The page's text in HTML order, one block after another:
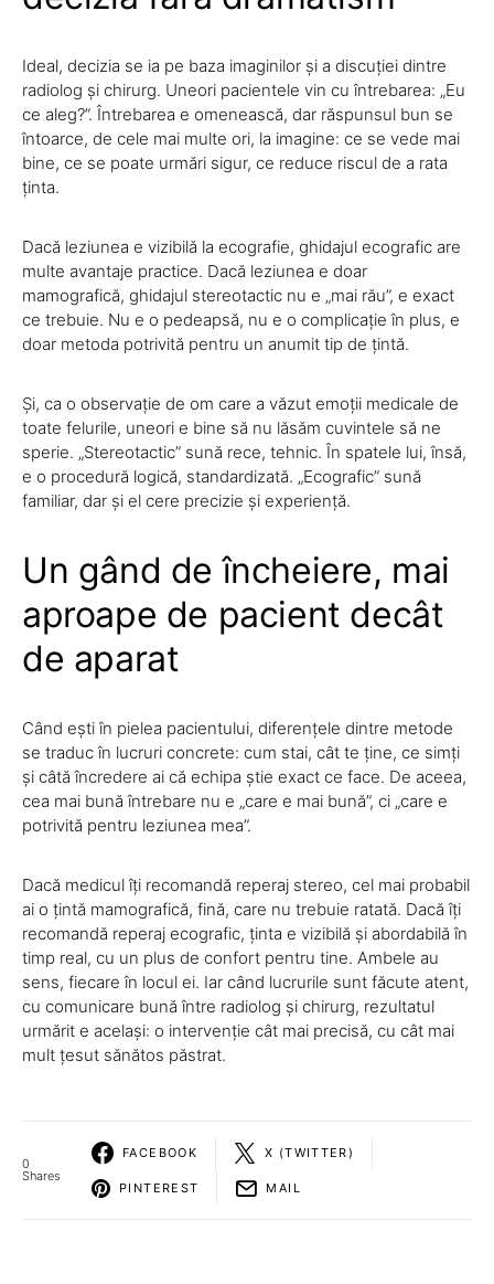
Ideal, decizia se ia pe baza imaginilor și a discuției dintre
radiolog și chirurg. Uneori pacientele vin cu întrebarea: „Eu
ce aleg?”. Întrebarea e omenească, dar răspunsul bun se
întoarce, de cele mai multe ori, la imagine: ce se vede mai
bine, ce se poate urmări sigur, ce reduce riscul de a rata
ținta.
Dacă leziunea e vizibilă la ecografie, ghidajul ecografic are
multe avantaje practice. Dacă leziunea e doar
mamografică, ghidajul stereotactic nu e „mai rău”, e exact
ce trebuie. Nu e o pedeapsă, nu e o complicație în plus, e
doar metoda potrivită pentru un anumit tip de țintă.
Și, ca o observație de om care a văzut emoții medicale de
toate felurile, uneori e bine să nu lăsăm cuvintele să ne
sperie. „Stereotactic” sună rece, tehnic. În spatele lui, însă,
e o procedură logică, standardizată. „Ecografic” sună
familiar, dar și el cere precizie și experiență.
Un gând de încheiere, mai
aproape de pacient decât
de aparat
Când ești în pielea pacientului, diferențele dintre metode
se traduc în lucruri concrete: cum stai, cât te ține, ce simți
și câtă încredere ai că echipa știe exact ce face. De aceea,
cea mai bună întrebare nu e „care e mai bună”, ci „care e
potrivită pentru leziunea mea”.
Dacă medicul îți recomandă reperaj stereo, cel mai probabil
ai o țintă mamografică, fină, care nu trebuie ratată. Dacă îți
recomandă reperaj ecografic, ținta e vizibilă și abordabilă în
timp real, cu un plus de confort pentru tine. Ambele au
sens, fiecare în locul ei. Iar când lucrurile sunt făcute atent,
cu comunicare bună între radiolog și chirurg, rezultatul
urmărit e același: o intervenție cât mai precisă, cu cât mai
mult țesut sănătos păstrat.
0
Shares
FACEBOOK X (TWITTER)
PINTEREST MAIL